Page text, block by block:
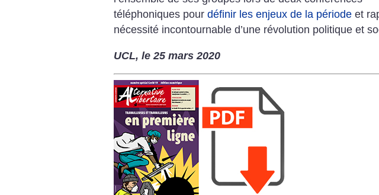
téléphoniques pour définir les enjeux de la période et
nécessité incontournable d’une révolution politique et
UCL, le 25 mars 2020